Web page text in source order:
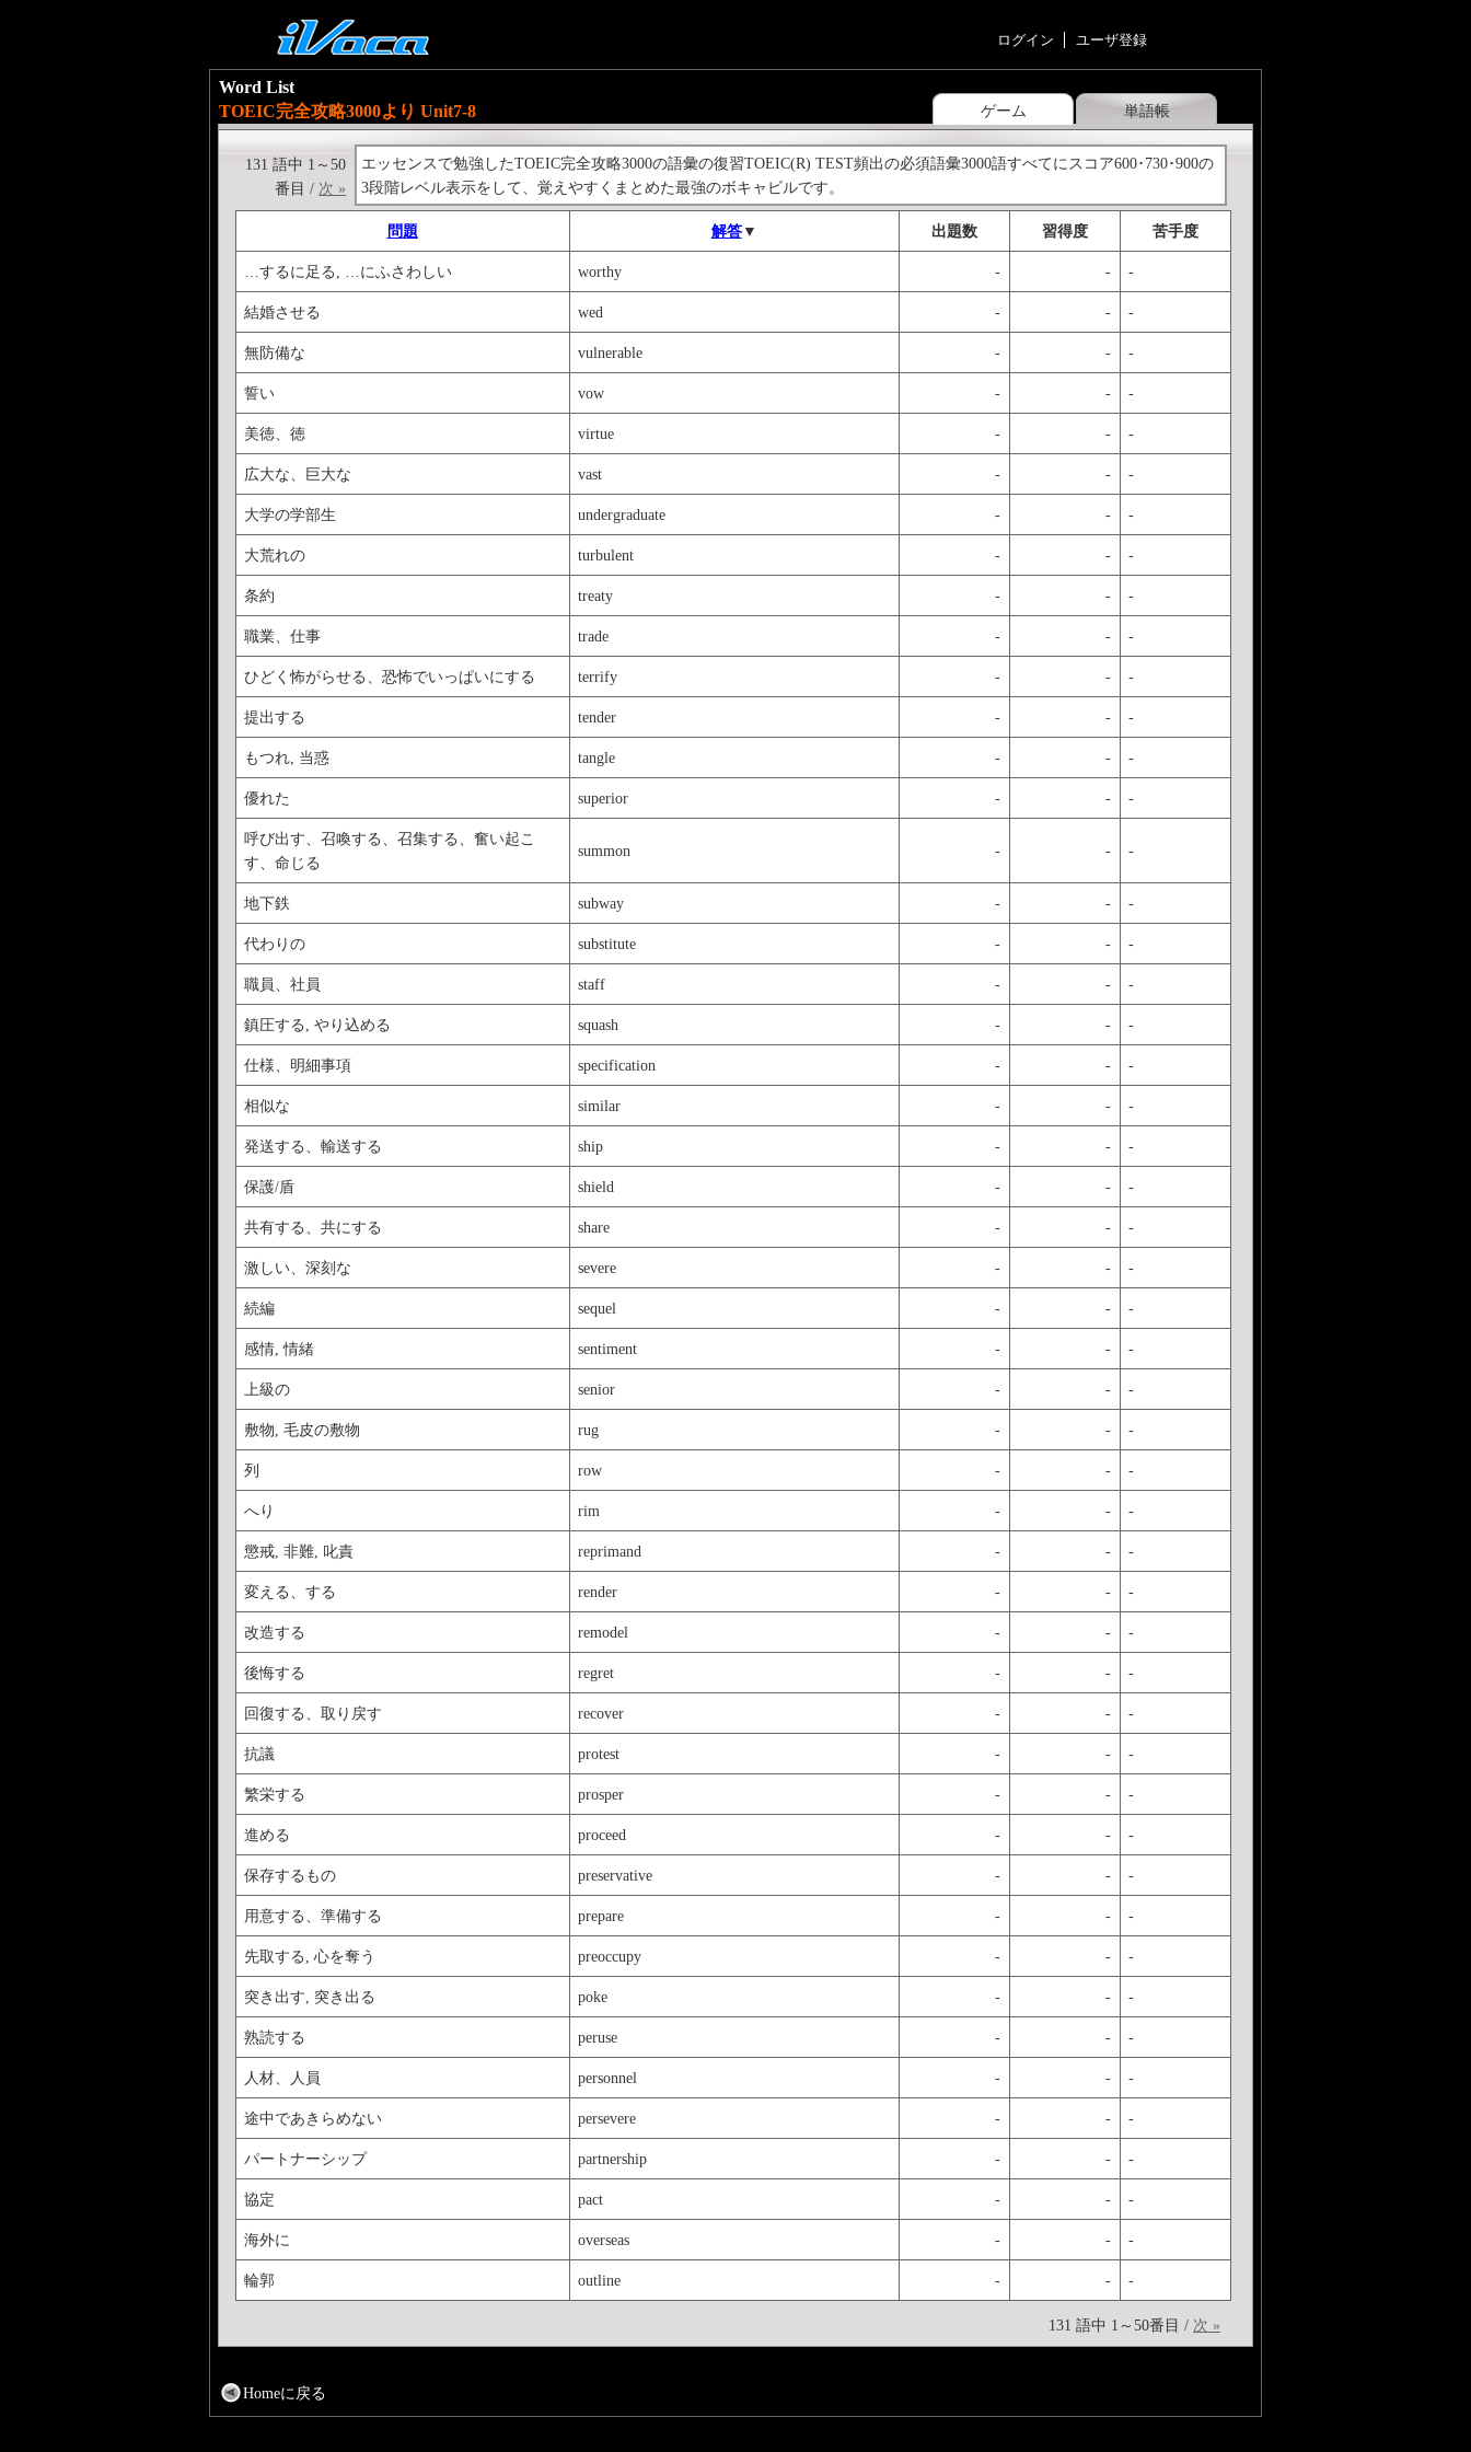
ログイン ユーザ登録
ゲーム 単語帳
Word List
TOEIC完全攻略3000より Unit7-8
エッセンスで勉強したTOEIC完全攻略3000の語彙の復習TOEIC(R) TEST頻出の必須語彙3000語すべてにスコア600･730･900の
3段階レベル表示をして、覚えやすくまとめた最強のボキャビルです。
131 語中 1～50
番目 / 次 »
問題 解答▼ 出題数 習得度 苦手度
…するに足る, …にふさわしい worthy - - -
結婚させる wed - - -
無防備な vulnerable - - -
誓い vow - - -
美徳、徳 virtue - - -
広大な、巨大な vast - - -
大学の学部生 undergraduate - - -
大荒れの turbulent - - -
条約 treaty - - -
職業、仕事 trade - - -
ひどく怖がらせる、恐怖でいっぱいにする terrify - - -
提出する tender - - -
もつれ, 当惑 tangle - - -
優れた superior - - -
呼び出す、召喚する、召集する、奮い起こ
す、命じる
summon - - -
地下鉄 subway - - -
代わりの substitute - - -
職員、社員 staff - - -
鎮圧する, やり込める squash - - -
仕様、明細事項 specification - - -
相似な similar - - -
発送する、輸送する ship - - -
保護/盾 shield - - -
共有する、共にする share - - -
激しい、深刻な severe - - -
続編 sequel - - -
感情, 情緒 sentiment - - -
上級の senior - - -
敷物, 毛皮の敷物 rug - - -
列 row - - -
へり rim - - -
懲戒, 非難, 叱責 reprimand - - -
変える、する render - - -
改造する remodel - - -
後悔する regret - - -
回復する、取り戻す recover - - -
抗議 protest - - -
繁栄する prosper - - -
進める proceed - - -
保存するもの preservative - - -
用意する、準備する prepare - - -
先取する, 心を奪う preoccupy - - -
突き出す, 突き出る poke - - -
熟読する peruse - - -
人材、人員 personnel - - -
途中であきらめない persevere - - -
パートナーシップ partnership - - -
協定 pact - - -
海外に overseas - - -
輪郭 outline - - -
131 語中 1～50番目 / 次 »
Homeに戻る